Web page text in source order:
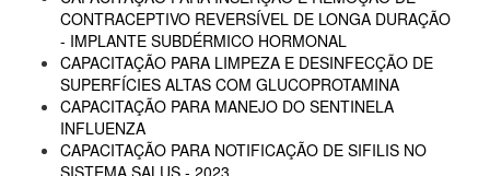
CONTRACEPTIVO REVERSÍVEL DE LONGA DURAÇÃO
- IMPLANTE SUBDÉRMICO HORMONAL
CAPACITAÇÃO PARA LIMPEZA E DESINFECÇÃO DE
SUPERFÍCIES ALTAS COM GLUCOPROTAMINA
CAPACITAÇÃO PARA MANEJO DO SENTINELA
INFLUENZA
CAPACITAÇÃO PARA NOTIFICAÇÃO DE SIFILIS NO
SISTEMA SALUS - 2023